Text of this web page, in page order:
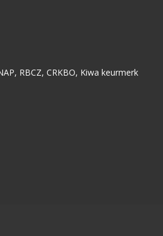
RBCZ, CRKBO, Kiwa keurmerk